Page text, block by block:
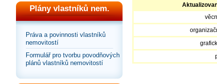
Plány vlastníků nem.
Práva a povinnosti vlastníků
nemovitostí
Formulář pro tvorbu povodňových
plánů vlastníků nemovitostí